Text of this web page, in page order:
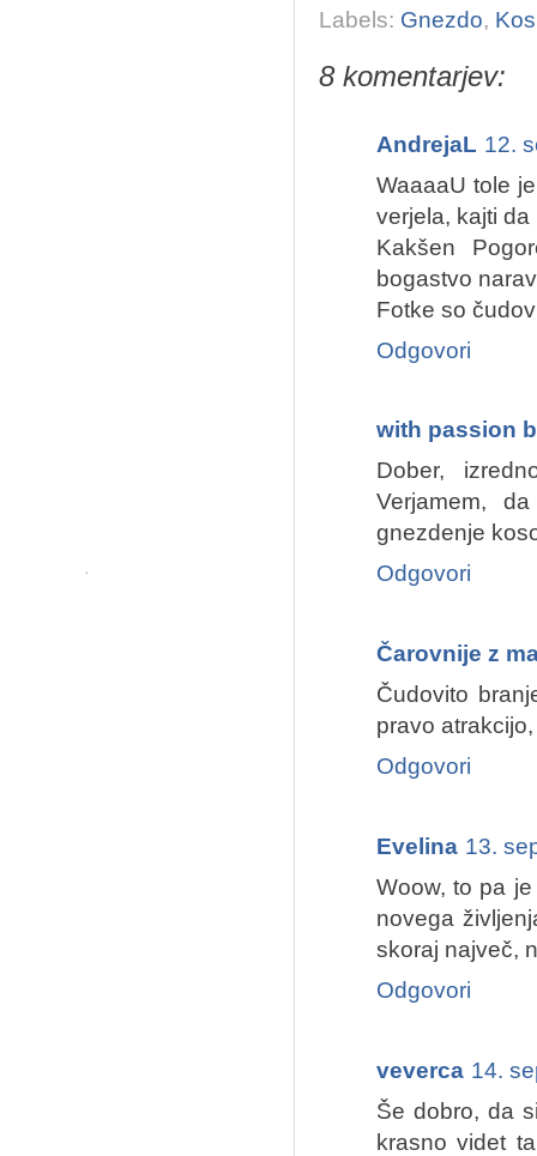
Labels: Gnezdo, Kos
8 komentarjev:
AndrejaL 12.
WaaaaU tole
verjela, kajti
Kakšen
bogastvo
Fotke so
Odgovori
with passion
Dober,
Verjamem,
gnezdenje
Odgovori
Čarovnije z
Čudovito
pravo
Odgovori
Evelina 13.
Woow, to pa
novega
skoraj največ,
Odgovori
veverca 14.
Še dobro, da
krasno videt